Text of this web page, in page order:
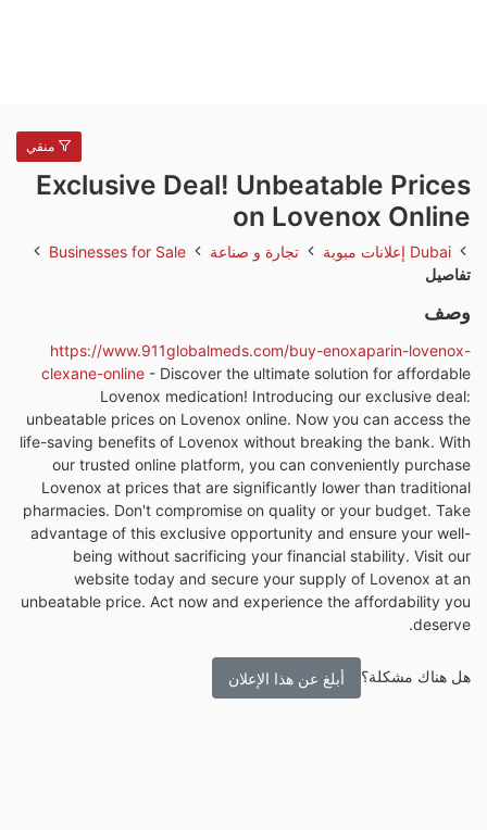
منقي
Exclusive Deal! Unbeatable Prices
on Lovenox Online
Dubai إعلانات مبوبة تجارة و صناعة
Businesses for Sale
تفاصيل
وصف
https://www.911globalmeds.com/buy-enoxaparin-lovenox-
clexane-online - Discover the ultimate solution for affordable
Lovenox medication! Introducing our exclusive deal:
unbeatable prices on Lovenox online. Now you can access the
life-saving benefits of Lovenox without breaking the bank. With
our trusted online platform, you can conveniently purchase
Lovenox at prices that are significantly lower than traditional
pharmacies. Don't compromise on quality or your budget. Take
advantage of this exclusive opportunity and ensure your well-
being without sacrificing your financial stability. Visit our
website today and secure your supply of Lovenox at an
unbeatable price. Act now and experience the affordability you
deserve.
هل هناك مشكلة؟ أبلغ عن هذا الإعلان